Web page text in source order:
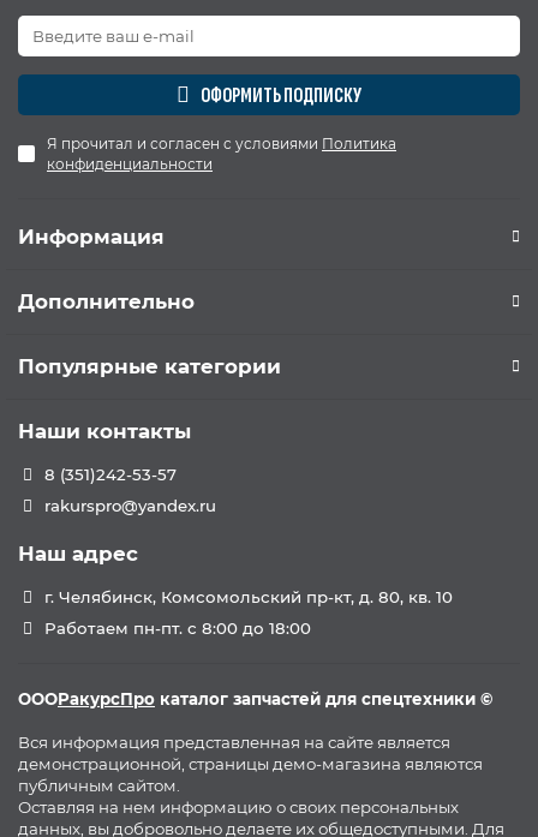
ОФОРМИТЬ ПОДПИСКУ
Я прочитал и согласен с условиями Политика
конфиденциальности
Информация
Дополнительно
Популярные категории
Наши контакты
8 (351)242-53-57
rakurspro@yandex.ru
Наш адрес
г. Челябинск, Комсомольский пр-кт, д. 80, кв. 10
Работаем пн-пт. с 8:00 до 18:00
ОООРакурсПро каталог запчастей для спецтехники ©
Вся информация представленная на сайте является
демонстрационной, страницы демо-магазина являются
публичным сайтом.
Оставляя на нем информацию о своих персональных
данных, вы добровольно делаете их общедоступными. Для